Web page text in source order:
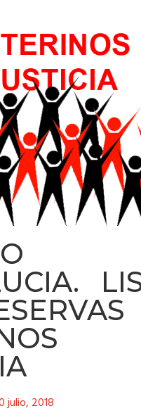
julio, 2018